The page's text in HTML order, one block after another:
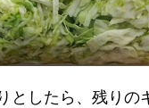
としたら、残りの